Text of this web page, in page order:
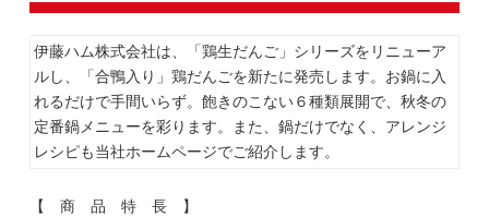
伊藤ハム株式会社は、「鶏生だんご」シリーズをリニューア
ルし、「合鴨入り」鶏だんごを新たに発売します。お鍋に入
れるだけで手間いらず。飽きのこない６種類展開で、秋冬の
定番鍋メニューを彩ります。また、鍋だけでなく、アレンジ
レシピも当社ホームページでご紹介します。
【 商 品 特 長 】